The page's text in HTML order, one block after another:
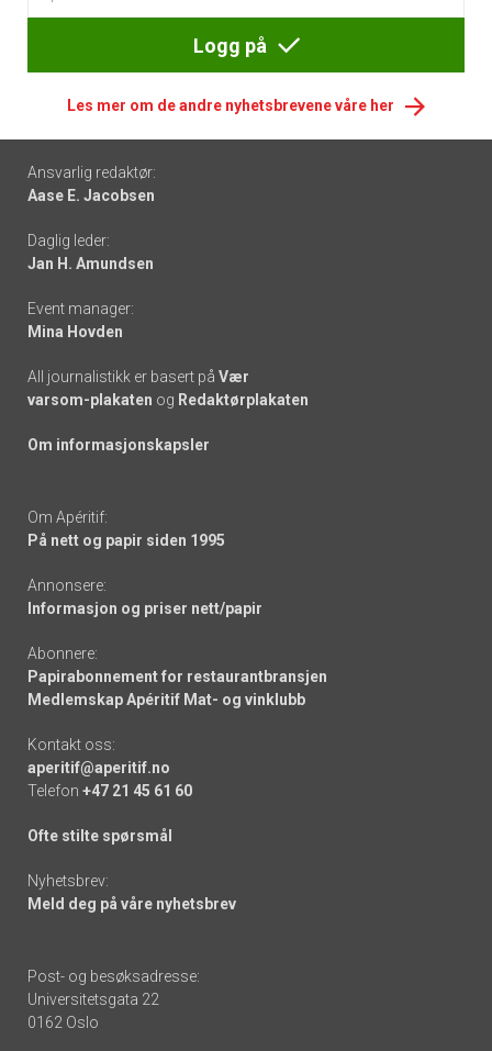
Logg på
Les mer om de andre nyhetsbrevene våre her
Footer
-
links
Ansvarlig redaktør:
Aase E. Jacobsen
Daglig leder:
Jan H. Amundsen
Event manager:
Mina Hovden
All journalistikk er basert på Vær
varsom-plakaten og Redaktørplakaten
Om informasjonskapsler
Om Apéritif:
På nett og papir siden 1995
Annonsere:
Informasjon og priser nett/papir
Abonnere:
Papirabonnement for restaurantbransjen
Medlemskap Apéritif Mat- og vinklubb
Kontakt oss:
aperitif@aperitif.no
Telefon +47 21 45 61 60
Ofte stilte spørsmål
Nyhetsbrev:
Meld deg på våre nyhetsbrev
Post- og besøksadresse:
Universitetsgata 22
0162 Oslo